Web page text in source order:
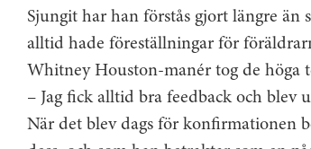
Sjungit har han förstås gjort längre än
alltid hade föreställningar för
Whitney Houston-manér tog de höga
– Jag fick alltid bra feedback och blev
När det blev dags för konfirmationen